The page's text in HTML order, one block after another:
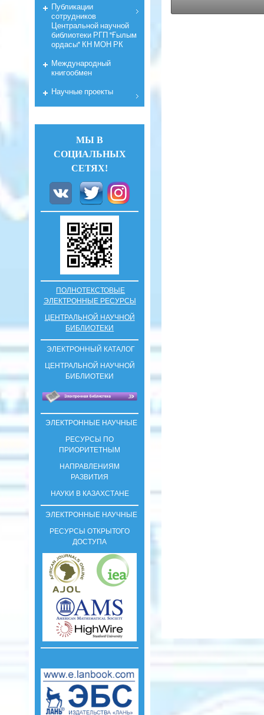
Публикации
сотрудников
Центральной научной
библиотеки РГП "Ғылым
ордасы" КН МОН РК
Международный
книгообмен
Научные проекты
МЫ В
СОЦИАЛЬНЫХ
СЕТЯХ!
ПОЛНОТЕКСТОВЫЕ
ЭЛЕКТРОННЫЕ РЕСУРСЫ
ЦЕНТРАЛЬНОЙ НАУЧНОЙ
БИБЛИОТЕКИ
ЭЛЕКТРОННЫЙ КАТАЛОГ
ЦЕНТРАЛЬНОЙ НАУЧНОЙ
БИБЛИОТЕКИ
ЭЛЕКТРОННЫЕ НАУЧНЫЕ
РЕСУРСЫ ПО
ПРИОРИТЕТНЫМ
НАПРАВЛЕНИЯМ
РАЗВИТИЯ
НАУКИ В КАЗАХСТАНЕ
ЭЛЕКТРОННЫЕ НАУЧНЫЕ
РЕСУРСЫ ОТКРЫТОГО
ДОСТУПА